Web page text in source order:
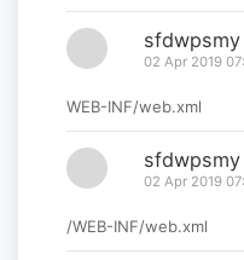
sfdwpsmy
02 Apr 2019
WEB-INF/web.xml
sfdwpsmy
02 Apr 2019
/WEB-INF/web.xml